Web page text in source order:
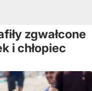
zgwałcone
i chłopiec